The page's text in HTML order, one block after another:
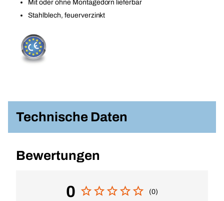
Mit oder ohne Montagedorn lieferbar
Stahlblech, feuerverzinkt
Technische Daten
Bewertungen
0 (0)